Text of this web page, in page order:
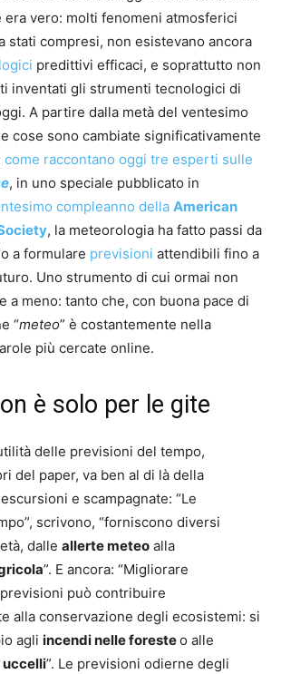
era vero: molti fenomeni atmosferici
stati compresi, non esistevano ancora
predittivi efficaci, e soprattutto non
inventati gli strumenti tecnologici di
A partire dalla metà del ventesimo
cose sono cambiate significativamente
come raccontano oggi tre esperti sulle
, in uno speciale pubblicato in
compleanno della American
, la meteorologia ha fatto passi da
a formulare previsioni attendibili fino a
Uno strumento di cui ormai non
a meno: tanto che, con buona pace di
“meteo” è costantemente nella
più cercate online.
è solo per le gite
delle previsioni del tempo,
del paper, va ben al di là della
e scampagnate: “Le
scrivono, “forniscono diversi
dalle allerte meteo alla
”. E ancora: “Migliorare
può contribuire
alla conservazione degli ecosistemi: si
agli incendi nelle foresteo alle
uccelli”. Le previsioni odierne degli